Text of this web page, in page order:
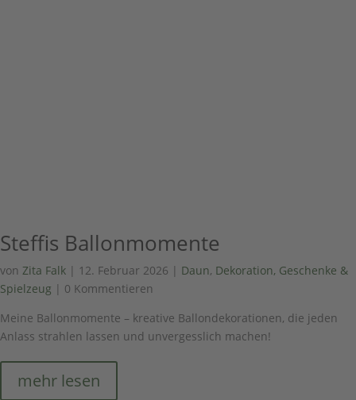
Steffis Ballonmomente
von Zita Falk | 12. Februar 2026 | Daun, Dekoration, Geschenke &
Spielzeug | 0 Kommentieren
Meine Ballonmomente – kreative Ballondekorationen, die jeden
Anlass strahlen lassen und unvergesslich machen!
mehr lesen